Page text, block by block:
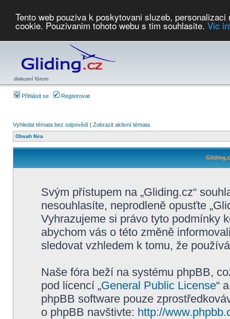
Tento web pouziva k poskytovani sluzeb,
cookie. Pouzivanim tohoto webu s tim souhlasite. Vic
diskusní fórum
Přihlásit se Registrovat
Vyhledat témata bez odpovědí | Zobrazit aktivní témata
Obsah fóra
Svým přístupem na „Gliding.cz“
nesouhlasíte, neprodleně opusťte
Vyhrazujeme si právo tyto podmínky
abychom vás o této změně
sledovat vzhledem k tomu, že
Naše fóra beží na systému phpBB,
pod licencí „General Public License“
phpBB software pouze
o phpBB navštivte: http://